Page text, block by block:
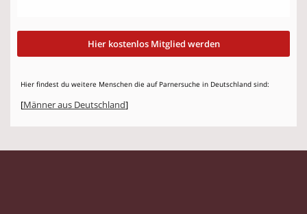
Hier kostenlos Mitglied werden
Hier findest du weitere Menschen die auf Parnersuche in Deutschland sind:
[Männer aus Deutschland]